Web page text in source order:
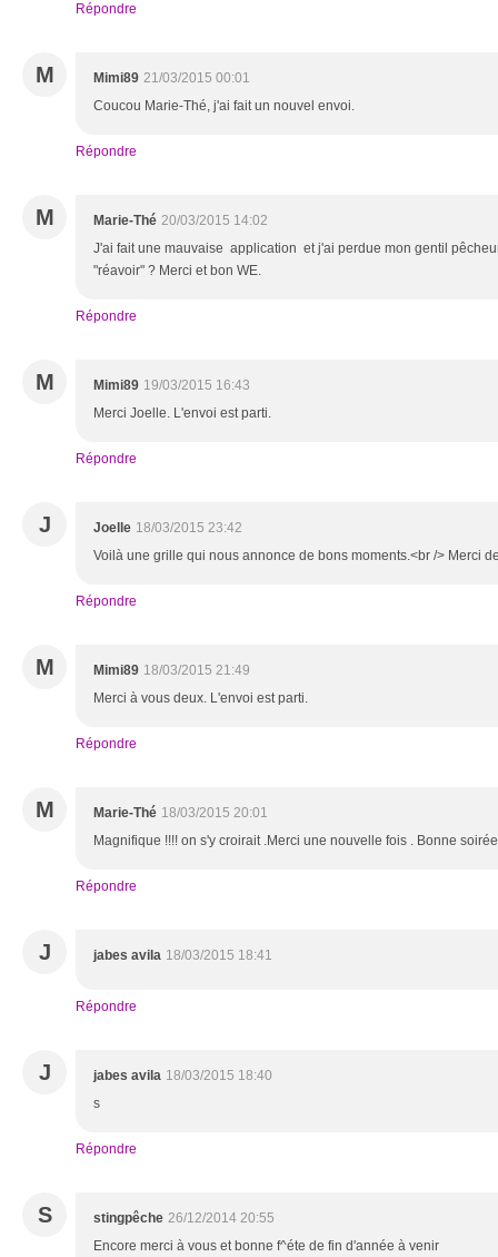
Répondre
M Mimi89 21/03/2015 00:01
Coucou Marie-Thé, j'ai fait un nouvel envoi.
Répondre
M Marie-Thé 20/03/2015 14:02
J'ai fait une mauvaise application et j'ai perdue mon gentil
"réavoir" ? Merci et bon WE.
Répondre
M Mimi89 19/03/2015 16:43
Merci Joelle. L'envoi est parti.
Répondre
J Joelle 18/03/2015 23:42
Voilà une grille qui nous annonce de bons moments.<br /> Merci
Répondre
M Mimi89 18/03/2015 21:49
Merci à vous deux. L'envoi est parti.
Répondre
M Marie-Thé 18/03/2015 20:01
Magnifique !!!! on s'y croirait .Merci une nouvelle fois . Bonne
Répondre
J jabes avila 18/03/2015 18:41
Répondre
J jabes avila 18/03/2015 18:40
s
Répondre
S stingpêche 26/12/2014 20:55
Encore merci à vous et bonne f^éte de fin d'année à venir